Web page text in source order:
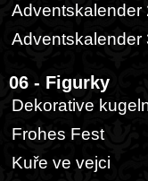
Adventskalender
Adventskalender
06 - Figurky
Dekorative
Frohes Fest
Kuře ve vejci